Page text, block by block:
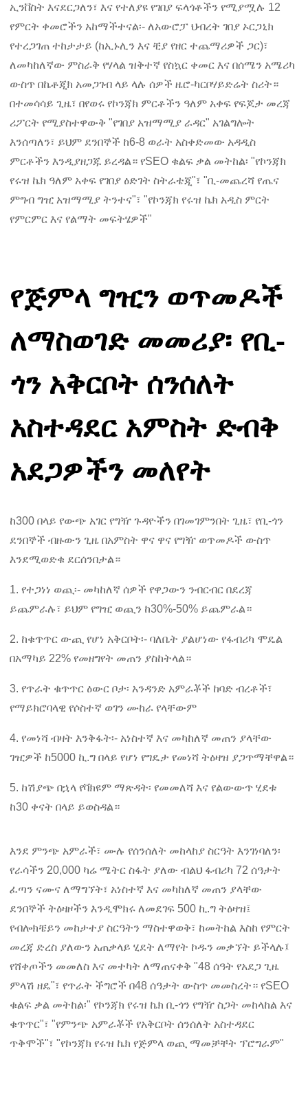
ኢንቨስት እናደርጋለን፣ እና የተለያዩ የገበያ ፍላጎቶችን የሚያሟሉ 12
የምርት ቀመሮችን አከማችተናል፡- ለአውሮፓ ህብረት ገበያ ኦርጋኒክ
የተረጋገጠ ተከታታይ (ከኢኑሊን እና ቺያ የዘር ተጨማሪዎች ጋር)፣
ለመካከለኛው ምስራቅ የሃላል ዝቅተኛ የስኳር ቀመር እና በሰሜን አሜሪካ
ውስጥ በኬቶጂክ አመጋገብ ላይ ላሉ ሰዎች ዜሮ-ካርቦሃይድሬት ስሪት።
በተመሳሳይ ጊዜ፣ በየወሩ የኮንጃክ ምርቶችን ዓለም አቀፍ የፍጆታ መረጃ
ሪፖርት የሚያስተዋውቅ "የገበያ አዝማሚያ ራዳር" አገልግሎት
እንሰጣለን፣ ይህም ደንበኞች ከ6-8 ወራት አስቀድመው አዳዲስ
ምርቶችን እንዲያዘጋጁ ይረዳል። የSEO ቁልፍ ቃል መትከል፡ "የኮንጃክ
የሩዝ ኬክ ዓለም አቀፍ የገበያ ዕድገት ስትራቴጂ"፣ "ቢ-መጨረሻ የጤና
ምግብ ግዢ አዝማሚያ ትንተና"፣ "የኮንጃክ የሩዝ ኬክ አዲስ ምርት
የምርምር እና የልማት መፍትሄዎች"
የጅምላ ግዢን ወጥመዶች
ለማስወገድ መመሪያ፡ የቢ-
ጎን አቅርቦት ሰንሰለት
አስተዳደር አምስት ድብቅ
አደጋዎችን መለየት
ከ300 በላይ የውጭ አገር የግዥ ጉዳዮችን በገመገምንበት ጊዜ፣ የቢ-ጎን
ደንበኞች ብዙውን ጊዜ በአምስት ዋና ዋና የግዥ ወጥመዶች ውስጥ
እንደሚወድቁ ደርሰንበታል።
1. የተጋነነ ወጪ፡- መካከለኛ ሰዎች የዋጋውን ንብርብር በደረጃ
ይጨምራሉ፣ ይህም የግዢ ወጪን ከ30%-50% ይጨምራል።
2. ከቁጥጥር ውጪ የሆነ አቅርቦት፡- ባለቤት ያልሆነው የፋብሪካ ሞዴል
በአማካይ 22% የመዘግየት መጠን ያስከትላል።
3. የጥራት ቁጥጥር ዕውር ቦታ፡ አንዳንድ አምራቾች ከባድ ብረቶች፣
የማይክሮባላዊ የሶስተኛ ወገን ሙከራ የላቸውም
4. የመነሻ ብዛት እንቅፋት፡- አነስተኛ እና መካከለኛ መጠን ያላቸው
ገዢዎች ከ5000 ኪ.ግ በላይ የሆነ የግዴታ የመነሻ ትዕዛዝ ያጋጥማቸዋል።
5. ከሽያጭ በኋላ የቫክዩም ማጽዳት፡ የመመለሻ እና የልውውጥ ሂደቱ
ከ30 ቀናት በላይ ይወስዳል።
እንደ ምንጭ አምራች፣ ሙሉ የሰንሰለት መከላከያ ስርዓት እንገነባለን፡
የራሳችን 20,000 ካሬ ሜትር ስፋት ያለው ብልህ ፋብሪካ 72 ሰዓታት
ፈጣን ናሙና ለማግኘት፣ አነስተኛ እና መካከለኛ መጠን ያላቸው
ደንበኞች ትዕዛዞችን እንዲሞክሩ ለመደገፍ 500 ኪ.ግ ትዕዛዝ፤
የብሎክቼይን መከታተያ ስርዓትን ማስተዋወቅ፣ ከመትከል እስከ የምርት
መረጃ ድረስ ያለውን አጠቃላይ ሂደት ለማየት ኮዱን መቃኘት ይችላሉ፤
የሸቀጦችን መመለስ እና መተካት ለማጠናቀቅ "48 ሰዓት የአደጋ ጊዜ
ምላሽ ዘዴ"፣ የጥራት ችግሮች በ48 ሰዓታት ውስጥ መመስረት። የSEO
ቁልፍ ቃል መትከል፡" የኮንጃክ የሩዝ ኬክ ቢ-ጎን የግዥ ስጋት መከላከል እና
ቁጥጥር"፣ "የምንጭ አምራቾች የአቅርቦት ሰንሰለት አስተዳደር
ጥቅሞች"፣ "የኮንጃክ የሩዝ ኬክ የጅምላ ወጪ ማመቻቸት ፕሮግራም"